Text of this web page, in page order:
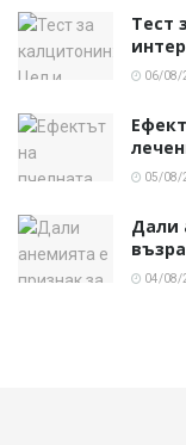
Тест
06/08/
05/08/
Дали
04/08/